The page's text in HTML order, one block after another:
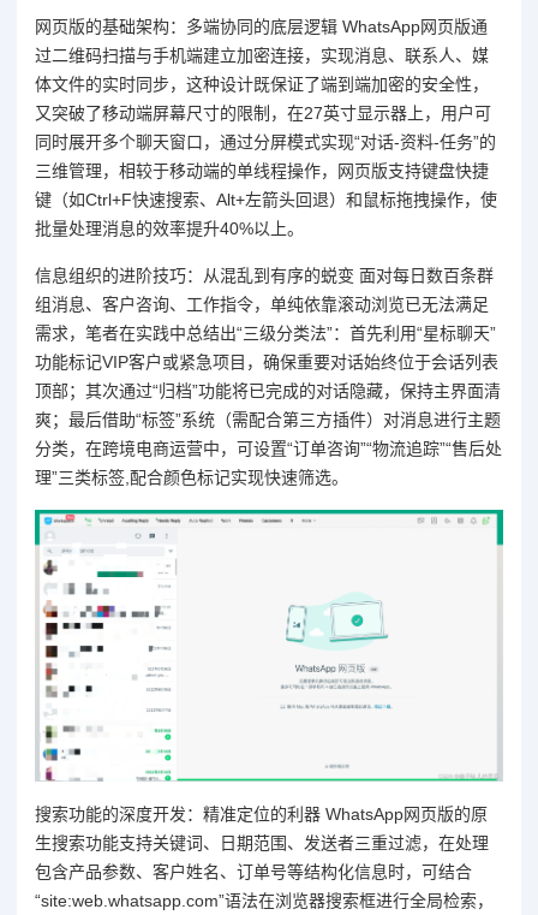
网页版的基础架构：多端协同的底层逻辑 WhatsApp网页版通
过二维码扫描与手机端建立加密连接，实现消息、联系人、媒
体文件的实时同步，这种设计既保证了端到端加密的安全性，
又突破了移动端屏幕尺寸的限制，在27英寸显示器上，用户可
同时展开多个聊天窗口，通过分屏模式实现“对话-资料-任务”的
三维管理，相较于移动端的单线程操作，网页版支持键盘快捷
键（如Ctrl+F快速搜索、Alt+左箭头回退）和鼠标拖拽操作，使
批量处理消息的效率提升40%以上。
信息组织的进阶技巧：从混乱到有序的蜕变 面对每日数百条群
组消息、客户咨询、工作指令，单纯依靠滚动浏览已无法满足
需求，笔者在实践中总结出“三级分类法”：首先利用“星标聊天”
功能标记VIP客户或紧急项目，确保重要对话始终位于会话列表
顶部；其次通过“归档”功能将已完成的对话隐藏，保持主界面清
爽；最后借助“标签”系统（需配合第三方插件）对消息进行主题
分类，在跨境电商运营中，可设置“订单咨询”“物流追踪”“售后处
理”三类标签,配合颜色标记实现快速筛选。
搜索功能的深度开发：精准定位的利器 WhatsApp网页版的原
生搜索功能支持关键词、日期范围、发送者三重过滤，在处理
包含产品参数、客户姓名、订单号等结构化信息时，可结合
“site:web.whatsapp.com”语法在浏览器搜索框进行全局检索，